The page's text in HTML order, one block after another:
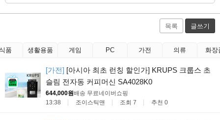
목록 글쓰기
품 생활용품 게임 PC 가전 의류 화장
[가전] [아시아 최초 런칭 할인가] KRUPS 크룹스 초
슬림 전자동 커피머신 SA4028K0
644,000원배송 무료네이버쇼핑
13:38
조이스틱맨 조회 7 추천 0